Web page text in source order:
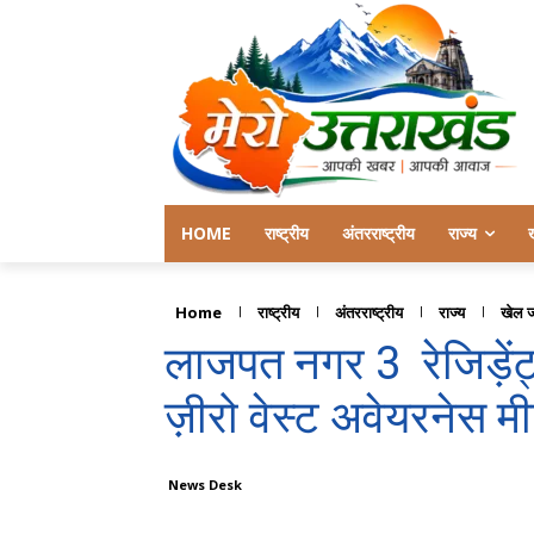
HOME राष्ट्रीय अंतरराष्ट्रीय राज्य
Home राष्ट्रीय अंतरराष्ट्रीय राज्य खेल
लाजपत नगर 3
ज़ीरो वेस्ट अवेयरनेस
News Desk